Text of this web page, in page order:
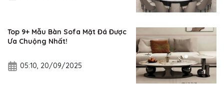
Top 9+ Mẫu Bàn Sofa Mặt Đá Được
Ưa Chuộng Nhất!
05:10, 20/09/2025